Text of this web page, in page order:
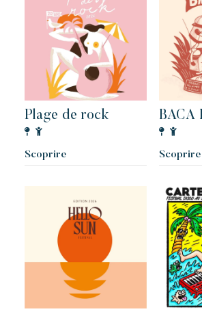
Kon Tiki
Festoso Paradiso tropicale
Le famose Tiki Huttes, un ambiente idilliaco
eccezionale ai piedi della famosa spiaggia di
Toison d'or
Elegante Autentico Riservato
Plage de rock
Scoprire
BACA
Scoprire